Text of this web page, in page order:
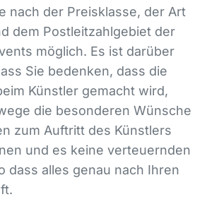
nach der Preisklasse, der Art
dem Postleitzahlgebiet der
möglich. Es ist darüber
Sie bedenken, dass die
Künstler gemacht wird,
die besonderen Wünsche
zum Auftritt des Künstlers
und es keine verteuernden
dass alles genau nach Ihren